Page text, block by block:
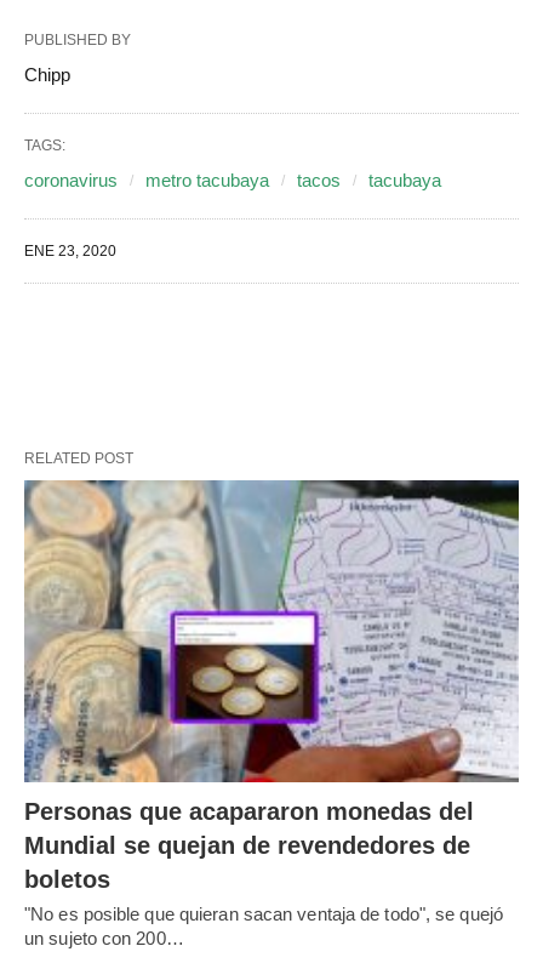
PUBLISHED BY
Chipp
TAGS:
coronavirus metro tacubaya tacos tacubaya
ENE 23, 2020
RELATED POST
Personas que acapararon monedas del
Mundial se quejan de revendedores de
boletos
"No es posible que quieran sacan ventaja de todo", se quejó
un sujeto con 200…